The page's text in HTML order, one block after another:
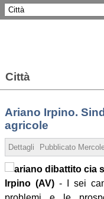
Città
Ariano Irpino.
agricole
Dettagli Pubblicato
Irpino (AV)- I sei